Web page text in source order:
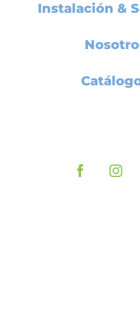
Instalación &
Facebook